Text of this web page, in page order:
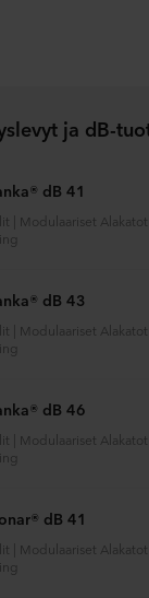
ja dB-
dB 41
| Modulaariset Alakatot |
dB 43
| Modulaariset Alakatot |
dB 46
| Modulaariset Alakatot |
dB 41
| Modulaariset Alakatot |